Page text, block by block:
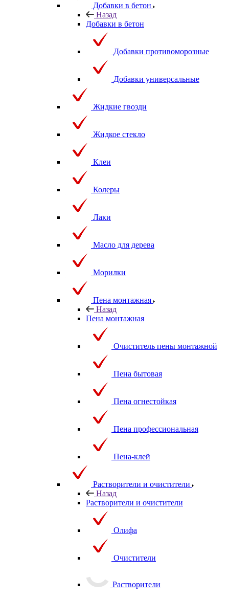
Добавки в бетон
Назад
Добавки в бетон
Добавки противоморозные
Добавки универсальные
Жидкие гвозди
Жидкое стекло
Клеи
Колеры
Лаки
Масло для дерева
Морилки
Пена монтажная
Назад
Пена монтажная
Очиститель пены монтажной
Пена бытовая
Пена огнестойкая
Пена профессиональная
Пена-клей
Растворители и очистители
Назад
Растворители и очистители
Олифа
Очистители
Растворители